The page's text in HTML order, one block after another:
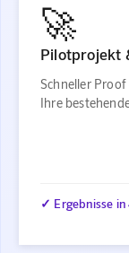
🚀
Pilotprojekt
Schneller
Ihre
✓ Ergebnisse in